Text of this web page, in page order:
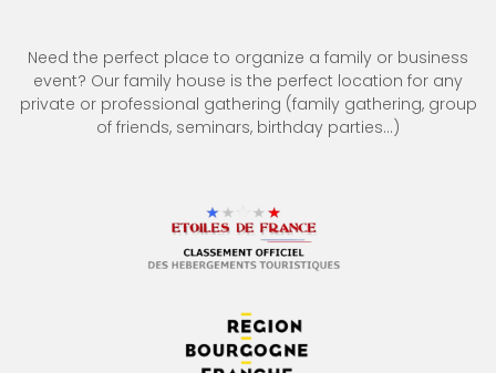
Need the perfect place to organize a family or business
event? Our family house is the perfect location for any
private or professional gathering (family gathering, group
of friends, seminars, birthday parties…)